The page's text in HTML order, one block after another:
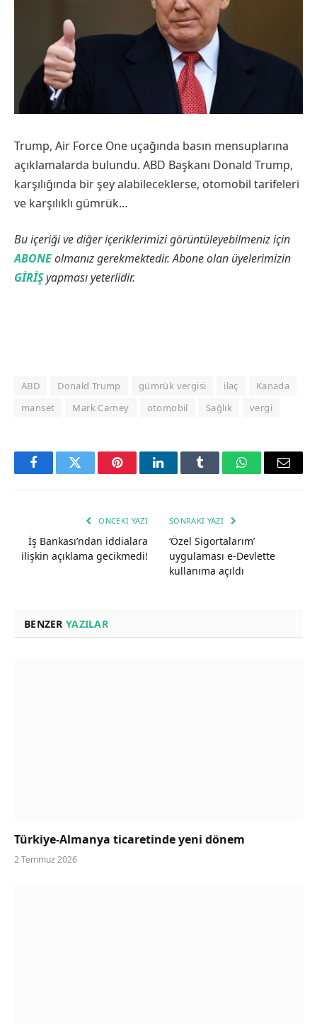
Trump, Air Force One uçağında basın mensuplarına
açıklamalarda bulundu. ABD Başkanı Donald Trump,
karşılığında bir şey alabileceklerse, otomobil tarifeleri
ve karşılıklı gümrük…
Bu içeriği ve diğer içeriklerimizi görüntüleyebilmeniz için
ABONEolmanız gerekmektedir. Abone olan üyelerimizin
GİRİŞyapması yeterlidir.
ABD Donald Trump gümrük vergisi ilaç
Kanada
manset
Mark Carney otomobil Sağlık vergi
FacebookTwitter PinterestLinkedInTumblr WhatsAppEmail
ÖNCEKI YAZI
İş Bankası’ndan iddialara
ilişkin açıklama gecikmedi!
SONRAKI YAZI
‘Özel Sigortalarım’
uygulaması e-Devlette
kullanıma açıldı
BENZER YAZILAR
Türkiye-Almanya ticaretinde yeni dönem
2 Temmuz 2026